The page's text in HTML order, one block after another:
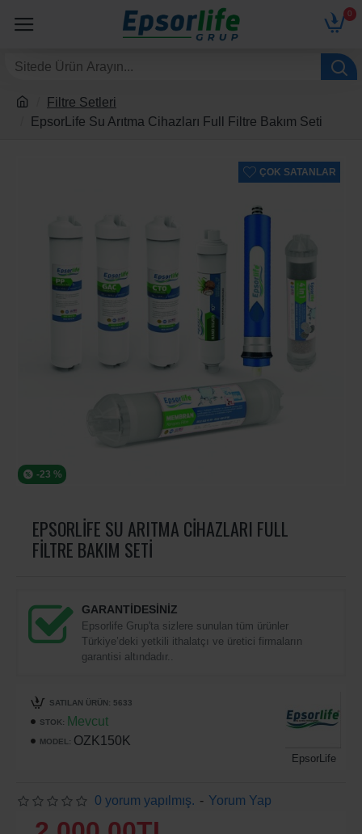
0
Filtre Setleri
EpsorLife Su Arıtma Cihazları Full Filtre Bakım Seti
ÇOK SATANLAR
-23 %
EPSORLIFE SU ARITMA CIHAZLARI FULL
FILTRE BAKIM SETI
GARANTİDESİNİZ
Epsorlife Grup'ta sizlere sunulan tüm ürünler
Türkiye’deki yetkili ithalatçı ve üretici firmaların
garantisi altındadır..
STOK: Mevcut
MODEL: OZK150K
EpsorLife
SATILAN ÜRÜN: 5633
0 yorum yapılmış. - Yorum Yap